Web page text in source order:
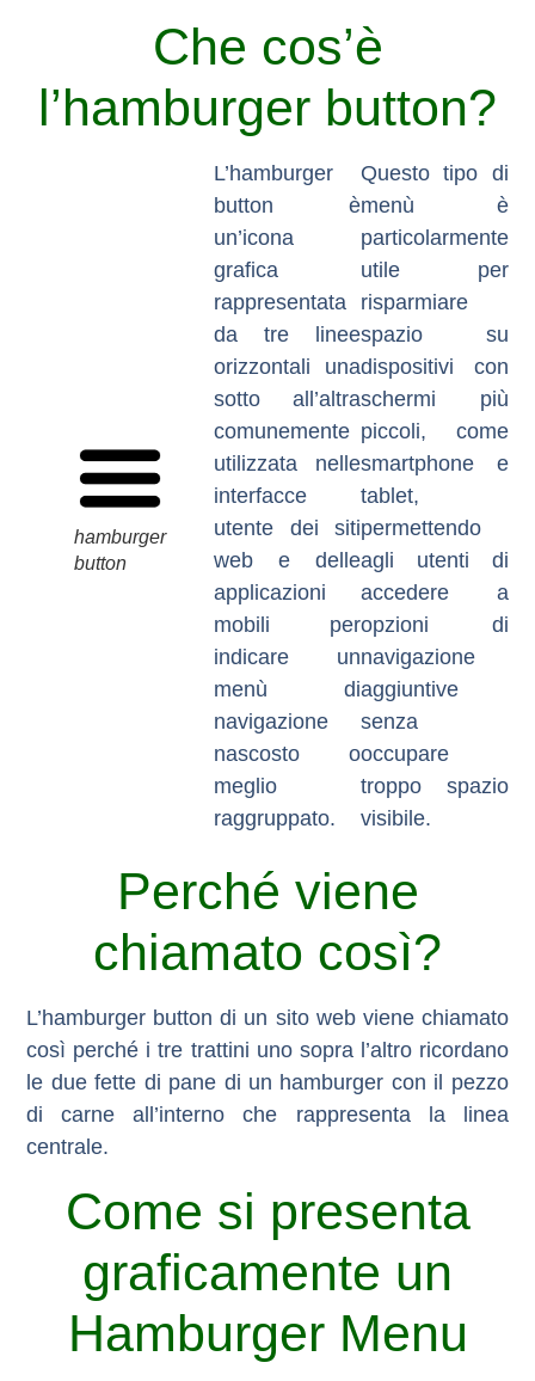
Che cos’è
l’hamburger button?
hamburger
button
L’hamburger
button è
un’icona
grafica
rappresentata
da tre linee
orizzontali una
sotto all’altra
comunemente
utilizzata nelle
interfacce
utente dei siti
web e delle
applicazioni
mobili per
indicare un
menù di
navigazione
nascosto o
meglio
raggruppato.
Questo tipo di
menù è
particolarmente
utile per
risparmiare
spazio su
dispositivi con
schermi più
piccoli, come
smartphone e
tablet,
permettendo
agli utenti di
accedere a
opzioni di
navigazione
aggiuntive
senza
occupare
troppo spazio
visibile.
Perché viene
chiamato così?
L’hamburger button di un sito web viene chiamato
così perché i tre trattini uno sopra l’altro ricordano
le due fette di pane di un hamburger con il pezzo
di carne all’interno che rappresenta la linea
centrale.
Come si presenta
graficamente un
Hamburger Menu